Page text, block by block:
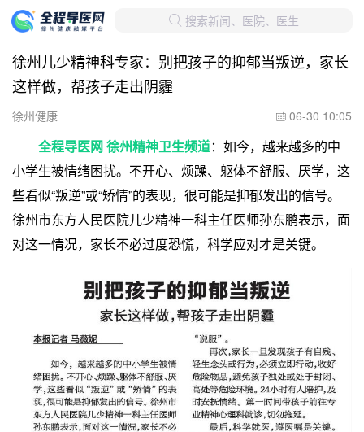
 搜索新闻、医院、医生
徐州儿少精神科专家：别把孩子的抑郁当叛逆，家长
这样做，帮孩子走出阴霾
徐州健康  06-30 10:05
全程导医网 徐州精神卫生频道：如今，越来越多的中
小学生被情绪困扰。不开心、烦躁、躯体不舒服、厌学，这
些看似“叛逆”或“矫情”的表现，很可能是抑郁发出的信号。
徐州市东方人民医院儿少精神一科主任医师孙东鹏表示，面
对这一情况，家长不必过度恐慌，科学应对才是关键。